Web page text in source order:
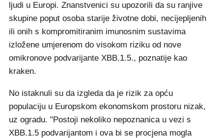
ljudi u Europi. Znanstvenici su upozorili da su ranjive
skupine poput osoba starije životne dobi, necijepljenih
ili onih s kompromitiranim imunosnim sustavima
izložene umjerenom do visokom riziku od nove
omikronove podvarijante XBB.1.5., poznatije kao
kraken.
No istaknuli su da izgleda da je rizik za opću
populaciju u Europskom ekonomskom prostoru nizak,
uz ogradu. "Postoji nekoliko nepoznanica u vezi s
XBB.1.5 podvarijantom i ova bi se procjena mogla